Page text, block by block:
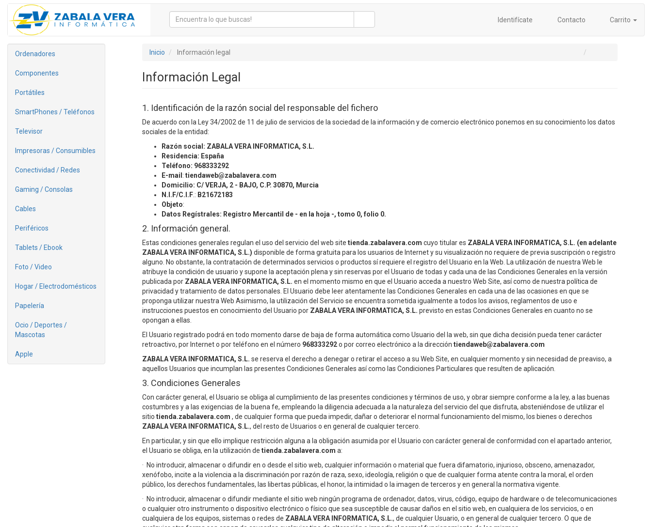
Identifícate Contacto Carrito
Ordenadores
Componentes
Portátiles
SmartPhones / Teléfonos
Televisor
Impresoras / Consumibles
Conectividad / Redes
Gaming / Consolas
Cables
Periféricos
Tablets / Ebook
Foto / Video
Hogar / Electrodomésticos
Papelería
Ocio / Deportes /
Mascotas
Apple
Inicio Información legal
Información Legal
1. Identificación de la razón social del responsable del fichero
De acuerdo con la Ley 34/2002 de 11 de julio de servicios de la sociedad de la información y de comercio electrónico ponemos en su conocimiento los datos
sociales de la entidad:
Razón social: ZABALA VERA INFORMATICA, S.L.
Residencia: España
Teléfono: 968333292
E-mail : tiendaweb@zabalavera.com
Domicilio: C/ VERJA, 2 - BAJO, C.P. 30870, Murcia
N.I.F/C.I.F.: B21672183
Objeto:
Datos Regístrales: Registro Mercantil de - en la hoja -, tomo 0, folio 0.
2. Información general.
Estas condiciones generales regulan el uso del servicio del web site tienda.zabalavera.com cuyo titular es ZABALA VERA INFORMATICA, S.L. (en adelante
ZABALA VERA INFORMATICA, S.L.) disponible de forma gratuita para los usuarios de Internet y su visualización no requiere de previa suscripción o registro
alguno. No obstante, la contratación de determinados servicios o productos sí requiere el registro del Usuario en la Web. La utilización de nuestra Web le
atribuye la condición de usuario y supone la aceptación plena y sin reservas por el Usuario de todas y cada una de las Condiciones Generales en la versión
publicada por ZABALA VERA INFORMATICA, S.L. en el momento mismo en que el Usuario acceda a nuestro Web Site, así como de nuestra política de
privacidad y tratamiento de datos personales. El Usuario debe leer atentamente las Condiciones Generales en cada una de las ocasiones en que se
proponga utilizar nuestra Web Asimismo, la utilización del Servicio se encuentra sometida igualmente a todos los avisos, reglamentos de uso e
instrucciones puestos en conocimiento del Usuario por ZABALA VERA INFORMATICA, S.L. previsto en estas Condiciones Generales en cuanto no se
opongan a ellas.
El Usuario registrado podrá en todo momento darse de baja de forma automática como Usuario del la web, sin que dicha decisión pueda tener carácter
retroactivo, por Internet o por teléfono en el número 968333292o por correo electrónico a la dirección tiendaweb@zabalavera.com
ZABALA VERA INFORMATICA, S.L. se reserva el derecho a denegar o retirar el acceso a su Web Site, en cualquier momento y sin necesidad de preaviso, a
aquellos Usuarios que incumplan las presentes Condiciones Generales así como las Condiciones Particulares que resulten de aplicación.
3. Condiciones Generales
Con carácter general, el Usuario se obliga al cumplimiento de las presentes condiciones y términos de uso, y obrar siempre conforme a la ley, a las buenas
costumbres y a las exigencias de la buena fe, empleando la diligencia adecuada a la naturaleza del servicio del que disfruta, absteniéndose de utilizar el
sitio tienda.zabalavera.com , de cualquier forma que pueda impedir, dañar o deteriorar el normal funcionamiento del mismo, los bienes o derechos
ZABALA VERA INFORMATICA, S.L., del resto de Usuarios o en general de cualquier tercero.
En particular, y sin que ello implique restricción alguna a la obligación asumida por el Usuario con carácter general de conformidad con el apartado anterior,
el Usuario se obliga, en la utilización de tienda.zabalavera.com a:
· No introducir, almacenar o difundir en o desde el sitio web, cualquier información o material que fuera difamatorio, injurioso, obsceno, amenazador,
xenófobo, incite a la violencia a la discriminación por razón de raza, sexo, ideología, religión o que de cualquier forma atente contra la moral, el orden
público, los derechos fundamentales, las libertas públicas, el honor, la intimidad o la imagen de terceros y en general la normativa vigente.
· No introducir, almacenar o difundir mediante el sitio web ningún programa de ordenador, datos, virus, código, equipo de hardware o de telecomunicaciones
o cualquier otro instrumento o dispositivo electrónico o físico que sea susceptible de causar daños en el sitio web, en cualquiera de los servicios, o en
cualquiera de los equipos, sistemas o redes de ZABALA VERA INFORMATICA, S.L., de cualquier Usuario, o en general de cualquier tercero. O que de